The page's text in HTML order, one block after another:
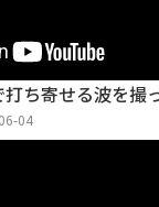
ち寄せる波を撮
04